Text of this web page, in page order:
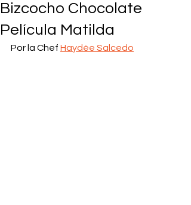
Bizcocho Chocolate
Película Matilda
Por la Chef Haydée Salcedo